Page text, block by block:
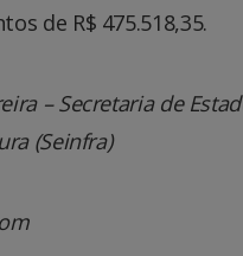
de R$ 475.518,35.
– Secretaria de
(Seinfra)